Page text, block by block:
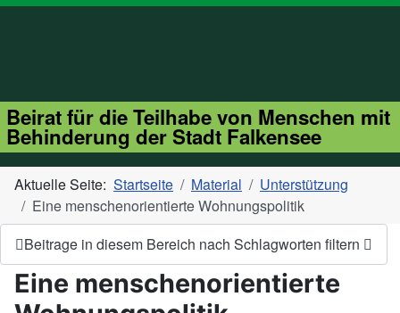
Beirat für die Teilhabe von Menschen mit
Behinderung der Stadt Falkensee
Aktuelle Seite: Startseite Material
Unterstützung
Eine menschenorientierte Wohnungspolitik
Beitrage in diesem Bereich nach Schlagworten filtern
Eine menschenorientierte